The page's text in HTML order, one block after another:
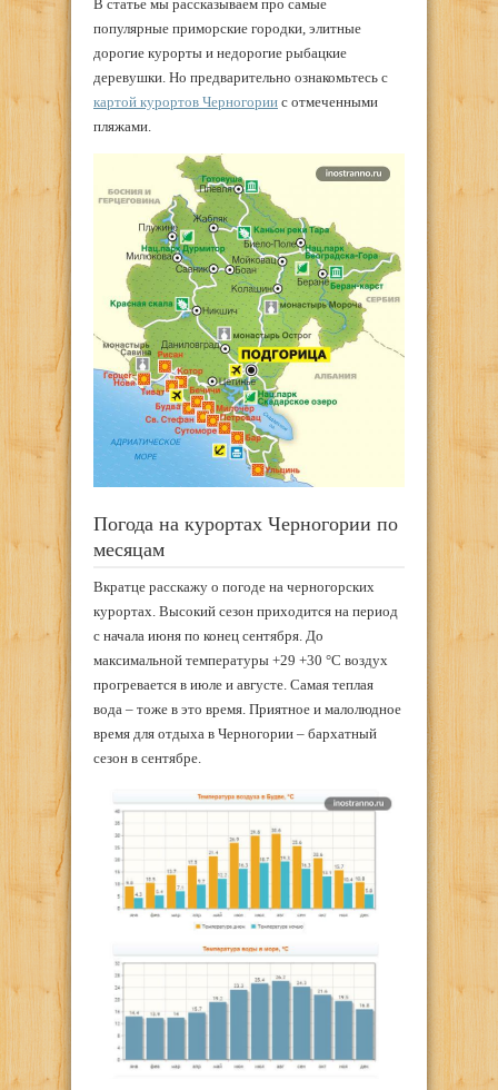
В статье мы рассказываем про самые
популярные приморские городки, элитные
дорогие курорты и недорогие рыбацкие
деревушки. Но предварительно ознакомьтесь с
картой курортов Черногории с отмеченными
пляжами.
Погода на курортах Черногории по
месяцам
Вкратце расскажу о погоде на черногорских
курортах. Высокий сезон приходится на период
с начала июня по конец сентября. До
максимальной температуры +29 +30 °С воздух
прогревается в июле и августе. Самая теплая
вода – тоже в это время. Приятное и малолюдное
время для отдыха в Черногории – бархатный
сезон в сентябре.